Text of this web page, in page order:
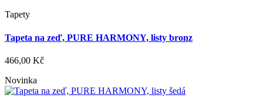
Tapety
Tapeta na zeď, PURE HARMONY, listy bronz
466,00 Kč
Novinka